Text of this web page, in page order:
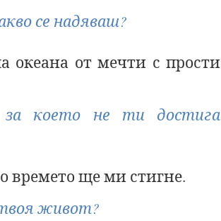
се надяваш?
океана от мечти с прости
което не ти достига
времето ще ми стигне.
живот?